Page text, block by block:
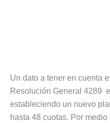
Un dato a tener en cuenta
Resolución General 4289
estableciendo un nuevo
hasta 48 cuotas. Por